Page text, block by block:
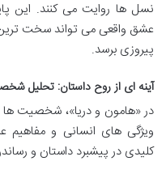
نسل ها روایت می کنند. این
عشق واقعی می تواند سخت ترین
پیروزی برسد.
آینه ای از روح داستان: تحلیل
در «هامون و دریا»، شخصیت ها نه
ویژگی های انسانی و
کلیدی در پیشبرد داستان و